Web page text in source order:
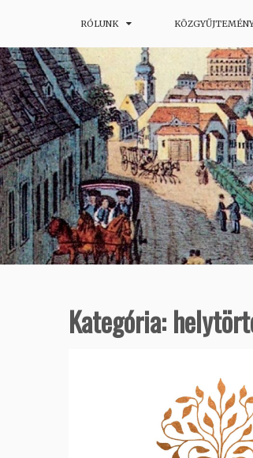
content
RÓLUNK
Budapesti
Budapesti Helytörténeti
Kategória: